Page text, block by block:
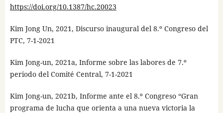
https://doi.org/10.1387/hc.20023
Kim Jong Un, 2021, Discurso inaugural del 8.º Congreso del
PTC, 7-1-2021
Kim Jong-un, 2021a, Informe sobre las labores de 7.º
periodo del Comité Central, 7-1-2021
Kim Jong-un, 2021b, Informe ante el 8.º Congreso “Gran
programa de lucha que orienta a una nueva victoria la